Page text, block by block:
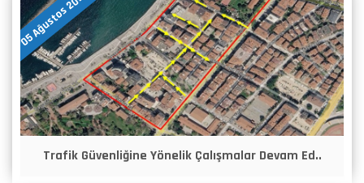
05 Ağustos 2026
Trafik Güvenliğine Yönelik Çalışmalar Devam Ed..